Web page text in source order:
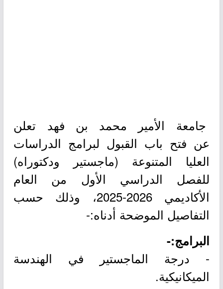
جامعة الأمير محمد بن فهد تعلن
عن فتح باب القبول لبرامج الدراسات
العليا المتنوعة (ماجستير ودكتوراه)
للفصل الدراسي الأول من العام
الأكاديمي 2026-2025، وذلك حسب
التفاصيل الموضحة أدناه:-
البرامج:-
- درجة الماجستير في الهندسة
الميكانيكية.